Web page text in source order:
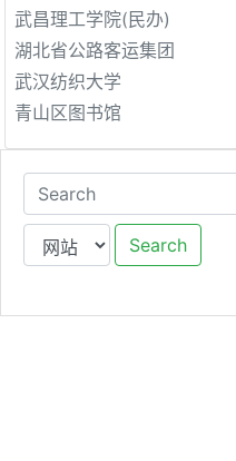
武昌理工学院(民办)
湖北省公路客运集团
武汉纺织大学
青山区图书馆
Search